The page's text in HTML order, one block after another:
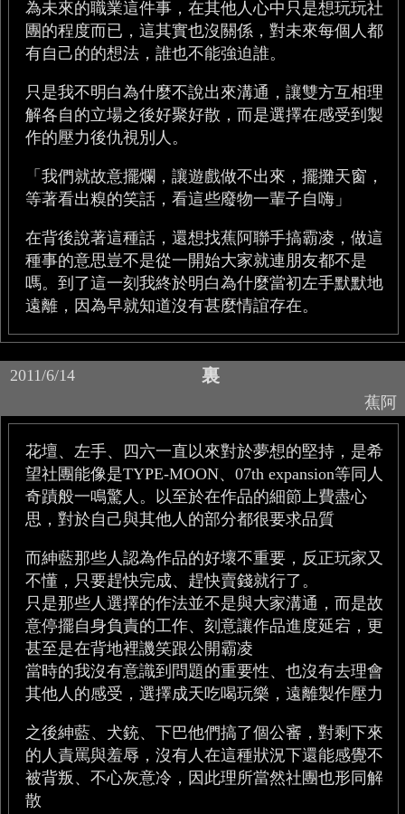
為未來的職業這件事，在其他人心中只是想玩玩社
團的程度而已，這其實也沒關係，對未來每個人都
有自己的的想法，誰也不能強迫誰。
只是我不明白為什麼不說出來溝通，讓雙方互相理
解各自的立場之後好聚好散，而是選擇在感受到製
作的壓力後仇視別人。
「我們就故意擺爛，讓遊戲做不出來，擺攤天窗，
等著看出糗的笑話，看這些廢物一輩子自嗨」
在背後說著這種話，還想找蕉阿聯手搞霸凌，做這
種事的意思豈不是從一開始大家就連朋友都不是
嗎。到了這一刻我終於明白為什麼當初左手默默地
遠離，因為早就知道沒有甚麼情誼存在。
2011/6/14 裏
蕉阿
花壇、左手、四六一直以來對於夢想的堅持，是希
望社團能像是TYPE-MOON、07th expansion等同人
奇蹟般一鳴驚人。以至於在作品的細節上費盡心
思，對於自己與其他人的部分都很要求品質
而紳藍那些人認為作品的好壞不重要，反正玩家又
不懂，只要趕快完成、趕快賣錢就行了。
只是那些人選擇的作法並不是與大家溝通，而是故
意停擺自身負責的工作、刻意讓作品進度延宕，更
甚至是在背地裡譏笑跟公開霸凌
當時的我沒有意識到問題的重要性、也沒有去理會
其他人的感受，選擇成天吃喝玩樂，遠離製作壓力
之後紳藍、犬銃、下巴他們搞了個公審，對剩下來
的人責罵與羞辱，沒有人在這種狀況下還能感覺不
被背叛、不心灰意冷，因此理所當然社團也形同解
散